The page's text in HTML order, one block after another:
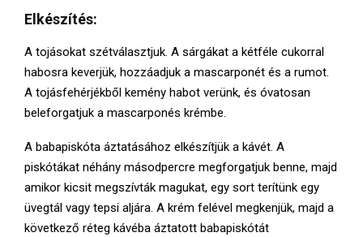
Elkészítés:
A tojásokat szétválasztjuk. A sárgákat a kétféle cukorral
habosra keverjük, hozzáadjuk a mascarponét és a rumot.
A tojásfehérjékből kemény habot verünk, és óvatosan
beleforgatjuk a mascarponés krémbe.
A babapiskóta áztatásához elkészítjük a kávét. A
piskótákat néhány másodpercre megforgatjuk benne, majd
amikor kicsit megszívták magukat, egy sort terítünk egy
üvegtál vagy tepsi aljára. A krém felével megkenjük, majd a
következő réteg kávéba áztatott babapiskótát